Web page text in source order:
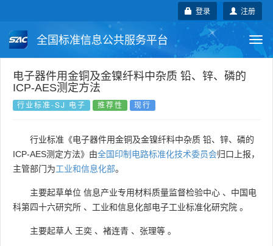
注册
登录
全国标准信息公共服务平台
国家标准 行业标准 地方标准
团体标准 企业标准
国外标准 技术委员会
电子器件用金铜及金镍纤料中杂质 铅、锌、磷的
ICP-AES测定方法
行业标准-SJ 电子 推荐性 现行
行业标准《电子器件用金铜及金镍纤料中杂质 铅、锌、磷的
ICP-AES测定方法》由全国印制电路标准化技术委员会归口上报，
主管部门为工业和信息化部。
主要起草单位 信息产业专用材料质量监督检验中心 、 中国电
科第四十六研究所 、 工业和信息化部电子工业标准化研究院 。
主要起草人 王奕 、 褚连青 、 张理等 。